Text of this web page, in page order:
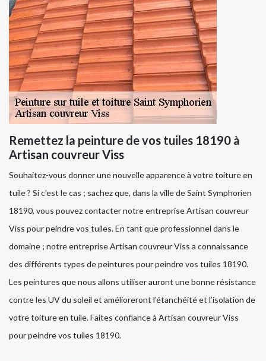
Remettez la peinture de vos tuiles 18190 à
Artisan couvreur Viss
Souhaitez-vous donner une nouvelle apparence à votre toiture en
tuile ? Si c’est le cas ; sachez que, dans la ville de Saint Symphorien
18190, vous pouvez contacter notre entreprise Artisan couvreur
Viss pour peindre vos tuiles. En tant que professionnel dans le
domaine ; notre entreprise Artisan couvreur Viss a connaissance
des différents types de peintures pour peindre vos tuiles 18190.
Les peintures que nous allons utiliser auront une bonne résistance
contre les UV du soleil et amélioreront l’étanchéité et l’isolation de
votre toiture en tuile. Faites confiance à Artisan couvreur Viss
pour peindre vos tuiles 18190.